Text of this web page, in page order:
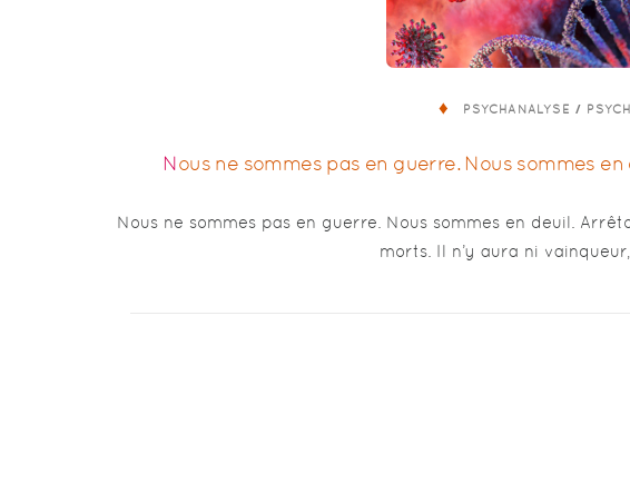
PSYCHANALYSE /
Nous ne sommes pas en guerre. Nous sommes
Nous ne sommes pas en guerre. Nous sommes en deuil.
morts. Il n’y aura ni